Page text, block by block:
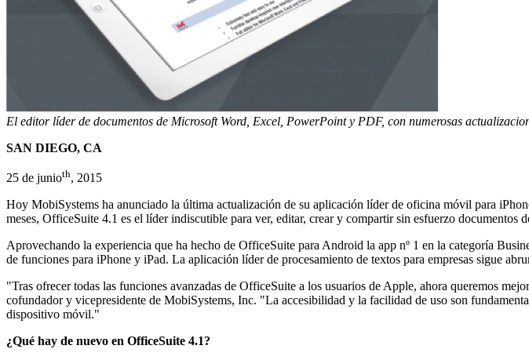
El editor líder de documentos de Microsoft Word, Excel, PowerPoint y PDF, con numerosas
SAN DIEGO, CA
25 de junioth, 2015
Hoy MobiSystems ha anunciado la última actualización de su aplicación líder de oficina móvil para
meses, OfficeSuite 4.1 es el líder indiscutible para ver, editar, crear y compartir sin esfuerzo
Aprovechando la experiencia que ha hecho de OfficeSuite para Android la app nº 1 en la categoría
de funciones para iPhone y iPad. La aplicación líder de procesamiento de textos para empresas sigue
"Tras ofrecer todas las funciones avanzadas de OfficeSuite a los usuarios de Apple, ahora queremos
cofundador y vicepresidente de MobiSystems, Inc. "La accesibilidad y la facilidad de uso son
dispositivo móvil."
¿Qué hay de nuevo en OfficeSuite 4.1?